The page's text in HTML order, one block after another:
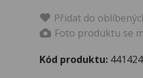
Přidat do
Foto produktu se
Kód produktu: